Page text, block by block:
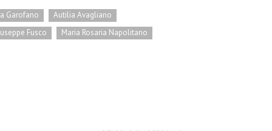
Garofano
Autilia Avagliano
Fusco
Maria Rosaria Napolitano